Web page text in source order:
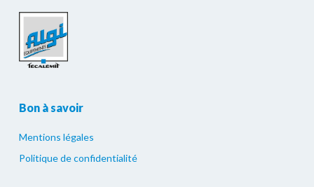
Bon à savoir
Mentions légales
Politique de confidentialité